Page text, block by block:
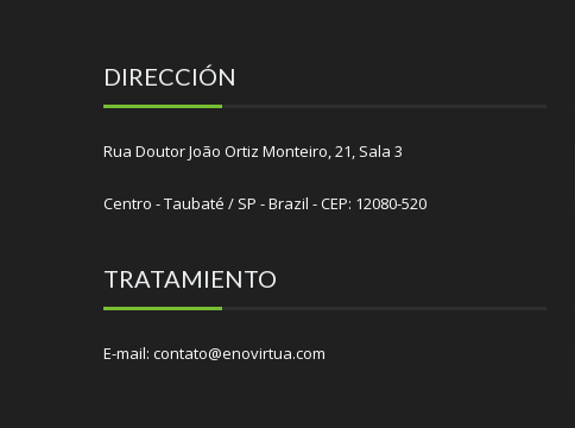
DIRECCIÓN
Rua Doutor João Ortiz Monteiro, 21, Sala 3
Centro - Taubaté / SP - Brazil - CEP: 12080-520
TRATAMIENTO
E-mail: contato@enovirtua.com